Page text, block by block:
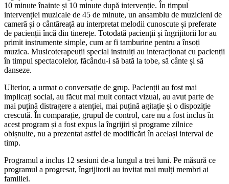
10 minute înainte și 10 minute după intervenție. În timpul
intervenției muzicale de 45 de minute, un ansamblu de muzicieni de
cameră și o cântăreață au interpretat melodii cunoscute și preferate
de pacienții încă din tinerețe. Totodată pacienții și îngrijitorii lor au
primit instrumente simple, cum ar fi tamburine pentru a însoți
muzica. Musicoterapeuții special instruiți au interacționat cu pacienții
în timpul spectacolelor, făcându-i să bată la tobe, să cânte și să
danseze.
Ulterior, a urmat o conversație de grup. Pacienții au fost mai
implicați social, au făcut mai mult contact vizual, au avut parte de
mai puțină distragere a atenției, mai puțină agitație și o dispoziție
crescută. În comparație, grupul de control, care nu a fost inclus în
acest program și a fost expus la îngrijiri și programe zilnice
obișnuite, nu a prezentat astfel de modificări în același interval de
timp.
Programul a inclus 12 sesiuni de-a lungul a trei luni. Pe măsură ce
programul a progresat, îngrijitorii au invitat mai mulți membri ai
familiei.